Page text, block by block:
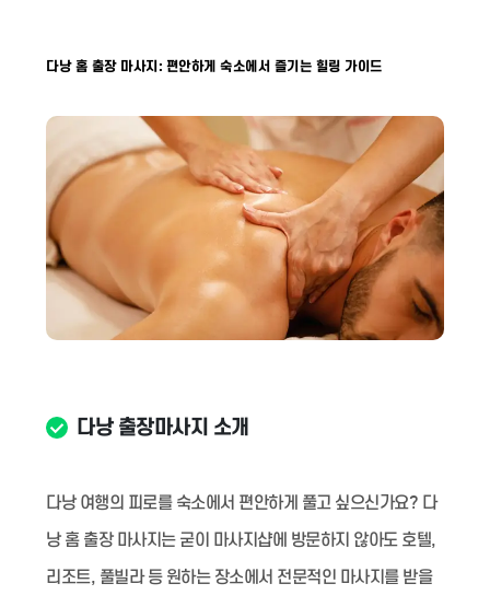
다낭 홈 출장 마사지: 편안하게 숙소에서 즐기는 힐링 가이드
다낭 출장마사지 소개
다낭 여행의 피로를 숙소에서 편안하게 풀고 싶으신가요? 다
낭 홈 출장 마사지는 굳이 마사지샵에 방문하지 않아도 호텔,
리조트, 풀빌라 등 원하는 장소에서 전문적인 마사지를 받을